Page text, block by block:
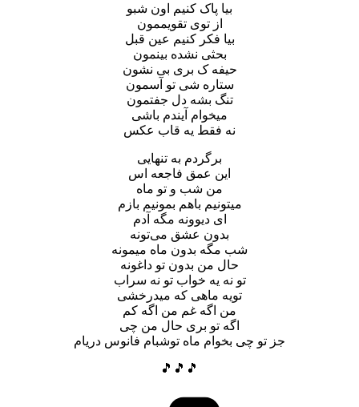
بیا پاک کنیم اون شبو
از توی تقویممون
بیا فکر کنیم عین قبل
بحثی نشده بینمون
حیفه ک بری بی نشون
ستاره شی تو آسمون
تنگ بشه دل جفتمون
میخوام آیندم باشی
نه فقط یه قاب عکس
برگردم به تنهایی
این عمق فاجعه اس
من شب و تو ماه
میتونیم باهم بمونیم بازم
ای دیوونه مگه آدم
بدون عشق می‌تونه
شب مگه بدون ماه میمونه
حال من بدون تو داغونه
تو نه یه خواب تو نه سراب
تویه ماهی که میدرخشی
من اگه غم من اگه کم
اگه تو بری حال من چی
جز تو چی بخوام ماه توشبام فانوس دریام
🎵🎵🎵